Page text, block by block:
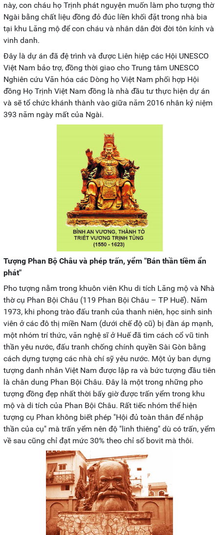
này, con cháu họ Trịnh phát nguyện muốn làm pho tượng thờ
Ngài bằng chất liệu đồng đỏ đúc liền khối đặt trong nhà bia
tại khu Lăng mộ để con cháu và nhân dân đời đời tôn kính và
vinh danh.
Đây là dự án đã đệ trình và được Liên hiệp các Hội UNESCO
Việt Nam bảo trợ, đồng thời giao cho Trung tâm UNESCO
Nghiên cứu Văn hóa các Dòng họ Việt Nam phối hợp Hội
đồng Họ Trịnh Việt Nam đồng là nhà đầu tư thực hiện dự án
và sẽ tổ chức khánh thành vào giữa năm 2016 nhân kỷ niệm
393 năm ngày mất của Ngài.
Tượng Phan Bộ Châu và phép trấn, yểm "Bán thần tiềm ẩn
phát"
Pho tượng nằm trong khuôn viên Khu di tích Lăng mộ và Nhà
thờ cụ Phan Bội Châu (119 Phan Bội Châu – TP Huế). Năm
1973, khi phong trào đấu tranh của thanh niên, học sinh sinh
viên ở các đô thị miền Nam (dưới chế độ cũ) bị đàn áp mạnh,
một nhóm trí thức, văn nghệ sĩ ở Huế đã tìm cách cổ vũ tinh
thần yêu nước, đấu tranh chống chính quyền Sài Gòn bằng
cách dựng tượng các nhà chí sỹ yêu nước. Một ủy ban dựng
tượng danh nhân Việt Nam được lập ra và bức tượng đầu tiên
là chân dung Phan Bội Châu. Đây là một trong những pho
tượng đồng đẹp nhất thời bấy giờ được trấn yểm trong khu
mộ và di tích của Phan Bội Châu. Rất tiếc nhóm thể hiện
tượng cụ Phan không biết phép "Hội đủ toàn thân để nhập
thần của cụ" mà trấn yểm nên độ "linh thiêng" dù có trấn, yểm
về sau cũng chỉ đạt mức 30% theo chỉ số bovit mà thôi.